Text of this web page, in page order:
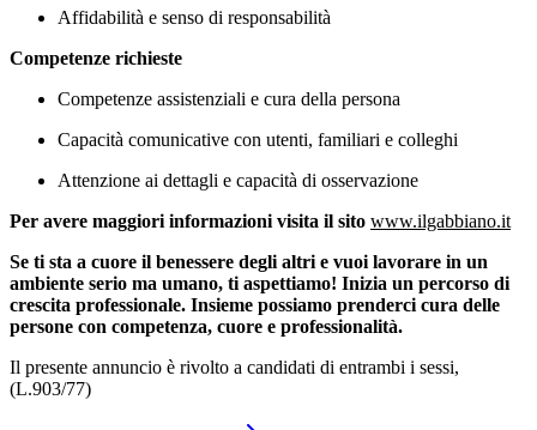
Affidabilità e senso di responsabilità
Competenze richieste
Competenze assistenziali e cura della persona
Capacità comunicative con utenti, familiari e colleghi
Attenzione ai dettagli e capacità di osservazione
Per avere maggiori informazioni visita il sito www.ilgabbiano.it
Se ti sta a cuore il benessere degli altri e vuoi lavorare in un
ambiente serio ma umano, ti aspettiamo! Inizia un percorso di
crescita professionale. Insieme possiamo prenderci cura delle
persone con competenza, cuore e professionalità.
Il presente annuncio è rivolto a candidati di entrambi i sessi,
(L.903/77)